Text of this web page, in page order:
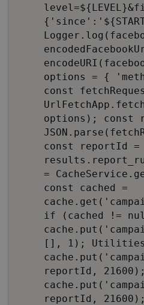
options = {
const
options); const
const reportId =
=
const cached =
if (cached !=
[], 1);
reportId,
reportId,